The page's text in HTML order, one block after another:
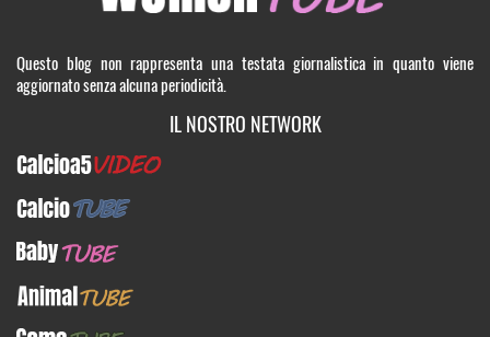
Questo blog non rappresenta una testata giornalistica in quanto viene
aggiornato senza alcuna periodicità.
IL NOSTRO NETWORK